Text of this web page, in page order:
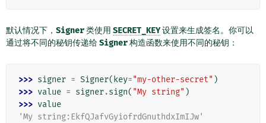
默认情况下， Signer类使用 SECRET_KEY设置来生成签名。你可以
通过将不同的秘钥传递给Signer构造函数来使用不同的秘钥：
>>> signer = Signer( key="my-other-secret" )
>>> value = signer.sign( "My string" )
>>> value
'My string:EkfQJafvGyiofrdGnuthdxImIJw'